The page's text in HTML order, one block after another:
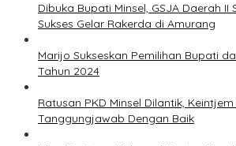
Dibuka Bupati Minsel, GSJA Daerah
Sukses Gelar Rakerda di Amurang
Marijo Sukseskan Pemilihan Bupati
Tahun 2024
Ratusan PKD Minsel Dilantik,
Tanggungjawab Dengan Baik